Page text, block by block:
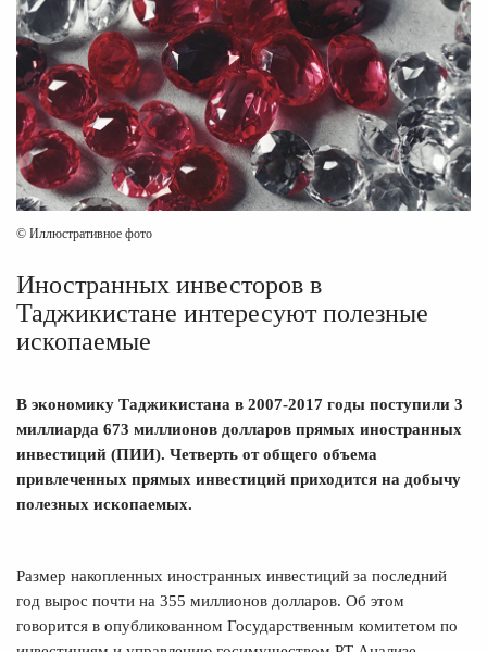
© Иллюстративное фото
Иностранных инвесторов в
Таджикистане интересуют полезные
ископаемые
В экономику Таджикистана в 2007-2017 годы поступили 3
миллиарда 673 миллионов долларов прямых иностранных
инвестиций (ПИИ). Четверть от общего объема
привлеченных прямых инвестиций приходится на добычу
полезных ископаемых.
Размер накопленных иностранных инвестиций за последний
год вырос почти на 355 миллионов долларов. Об этом
говорится в опубликованном Государственным комитетом по